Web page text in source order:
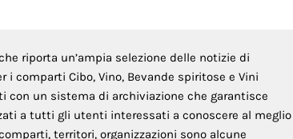
riporta un’ampia selezione delle notizie di
i comparti Cibo, Vino, Bevande spiritose e Vini
con un sistema di archiviazione che garantisce
a tutti gli utenti interessati a conoscere al meglio
territori, organizzazioni sono alcune